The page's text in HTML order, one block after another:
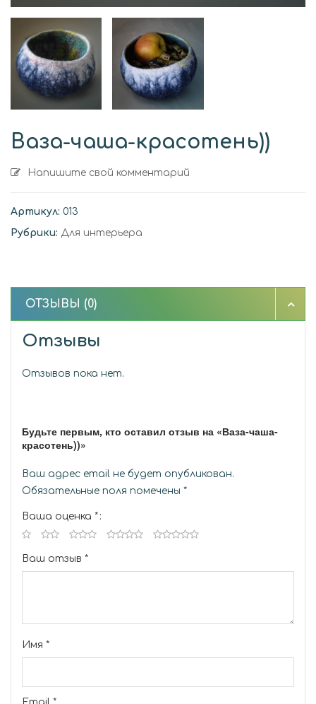
Ваза-чаша-красотень))
Напишите свой комментарий
Артикул: 013
Рубрики: Для интерьера
ОТЗЫВЫ (0)
Отзывы
Отзывов пока нет.
Будьте первым, кто оставил отзыв на «Ваза-чаша-
красотень))»
Ваш адрес email не будет опубликован.
Обязательные поля помечены *
Ваша оценка *
Ваш отзыв *
Имя *